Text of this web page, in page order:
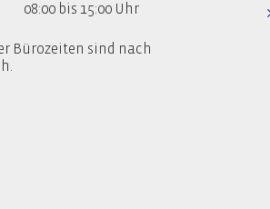
08:00 bis 15:00 Uhr
Bürozeiten sind nach